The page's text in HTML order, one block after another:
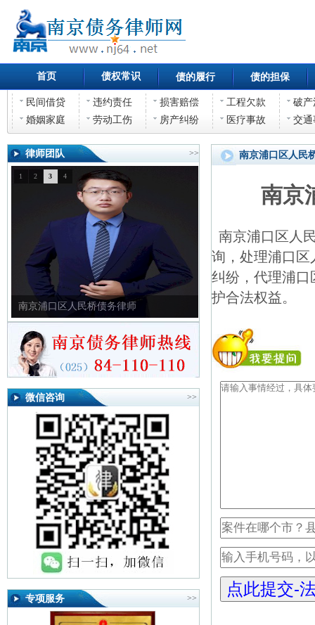
首页 债权常识 债的履行 债的担保
民间借贷 违约责任 损害赔偿 工程欠款
破产
婚姻家庭
劳动工伤 房产纠纷 医疗事故 交通
律师团队 >>
南京浦口区人民桥债权债务律师
1 2 3 4
微信咨询 >>
专项服务 >>
南京浦口区人民
南京
南京浦口区人
询，处理浦口区
纠纷，代理浦口
护合法权益。